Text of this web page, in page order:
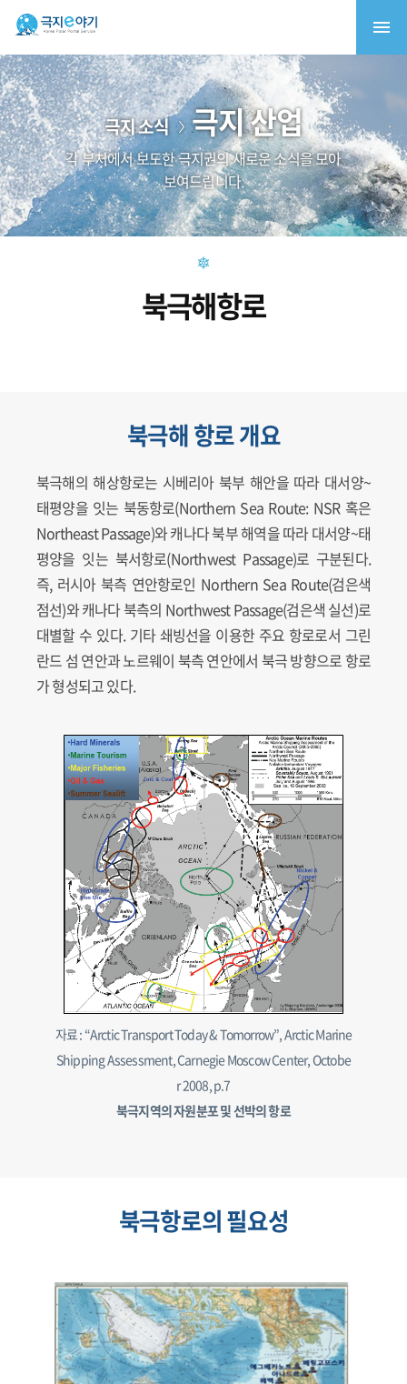
극지 소식 극지 산업
각 부처에서 보도한 극지권의 새로운 소식을 모아
보여드립니다.
북극해항로
북극해 항로 개요
북극해의 해상항로는 시베리아 북부 해안을 따라 대서양~
태평양을 잇는 북동항로(Northern Sea Route: NSR 혹은
Northeast Passage)와 캐나다 북부 해역을 따라 대서양~태
평양을 잇는 북서항로(Northwest Passage)로 구분된다.
즉, 러시아 북측 연안항로인 Northern Sea Route(검은색
점선)와 캐나다 북측의 Northwest Passage(검은색 실선)로
대별할 수 있다. 기타 쇄빙선을 이용한 주요 항로로서 그린
란드 섬 연안과 노르웨이 북측 연안에서 북극 방향으로 항로
가 형성되고 있다.
자료 : “Arctic Transport Today & Tomorrow”, Arctic Marine
Shipping Assessment, Carnegie Moscow Center, Octobe
r 2008, p.7
북극지역의 자원분포 및 선박의 항로
북극항로의 필요성